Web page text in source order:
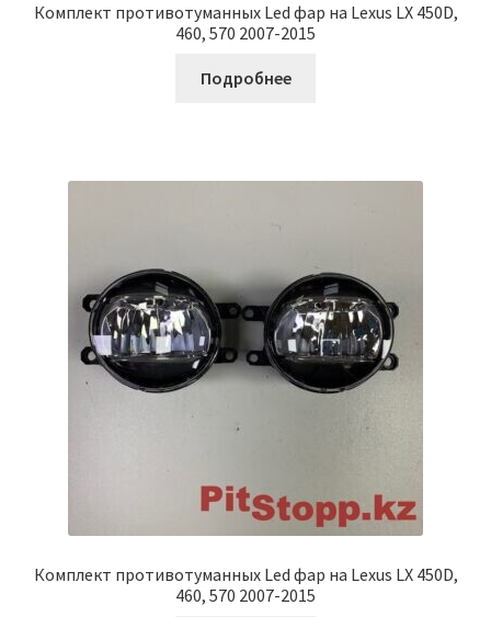
Комплект противотуманных Led фар на Lexus LX 450D,
460, 570 2007-2015
Подробнее
Комплект противотуманных Led фар на Lexus LX 450D,
460, 570 2007-2015